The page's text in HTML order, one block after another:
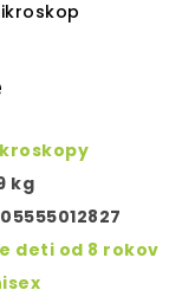
kg
deti od 8 rokov